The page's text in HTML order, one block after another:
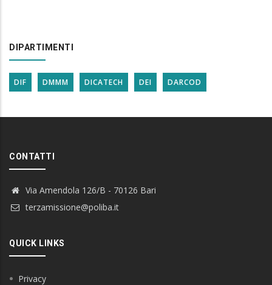
DIPARTIMENTI
DIF DMMM DICATECH DEI DARCOD
CONTATTI
Via Amendola 126/B - 70126 Bari
terzamissione@poliba.it
QUICK LINKS
Privacy